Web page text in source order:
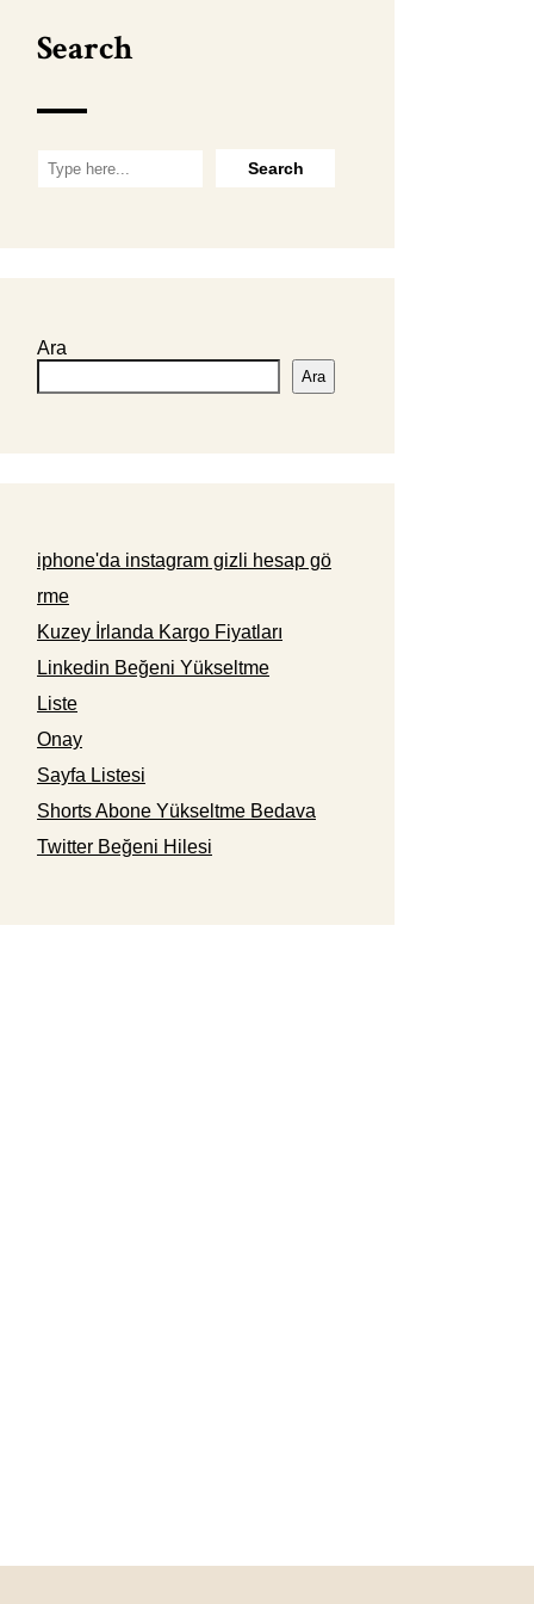
Search
Ara
Ara
iphone'da instagram gizli hesap gö
rme
Kuzey İrlanda Kargo Fiyatları
Linkedin Beğeni Yükseltme
Liste
Onay
Sayfa Listesi
Shorts Abone Yükseltme Bedava
Twitter Beğeni Hilesi